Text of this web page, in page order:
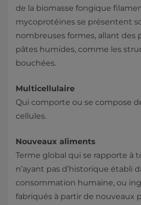
de la biomasse fongique
mycoprotéines se présentent
nombreuses formes, allant des
pâtes humides, comme les
bouchées.
Multicellulaire
Qui comporte ou se compose
cellules.
Nouveaux aliments
Terme global qui se rapporte à
n’ayant pas d’historique établi
consommation humaine, ou
fabriqués à partir de nouveaux